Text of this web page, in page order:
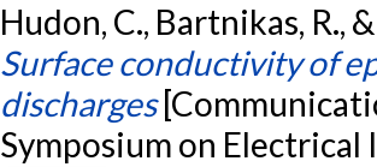
Hudon, C., Bartnikas, R.,
Surface conductivity of
discharges
Symposium on Electrical